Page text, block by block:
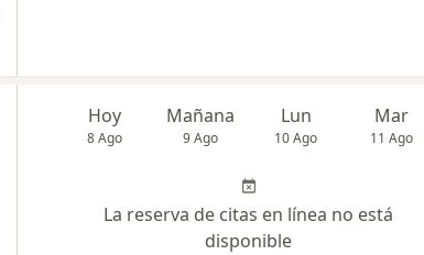
Hoy
8 Ago
Mañana
9 Ago
Lun
10 Ago
Mar
11 Ago
La reserva de citas en línea no está
disponible